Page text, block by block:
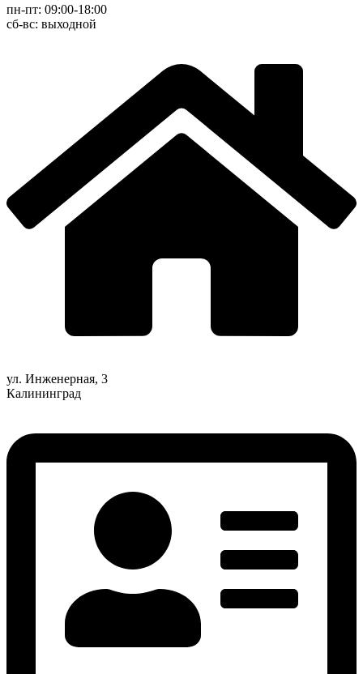
пн-пт: 09:00-18:00
cб-вс: выходной
ул. Инженерная, 3
Калининград